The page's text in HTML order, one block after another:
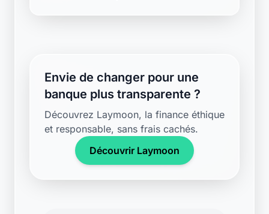
Envie de changer pour une
banque plus transparente ?
Découvrez Laymoon, la finance éthique
et responsable, sans frais cachés.
Découvrir Laymoon